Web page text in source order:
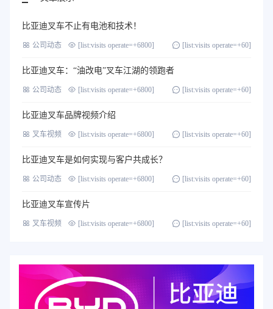
比亚迪叉车不止有电池和技术！
公司动态 [list:visits operate=+6800] [list:visits operate=+60]
比亚迪叉车：“油改电”叉车江湖的领跑者
公司动态 [list:visits operate=+6800] [list:visits operate=+60]
比亚迪叉车品牌视频介绍
叉车视频 [list:visits operate=+6800] [list:visits operate=+60]
比亚迪叉车是如何实现与客户共成长？
公司动态 [list:visits operate=+6800] [list:visits operate=+60]
比亚迪叉车宣传片
叉车视频 [list:visits operate=+6800] [list:visits operate=+60]